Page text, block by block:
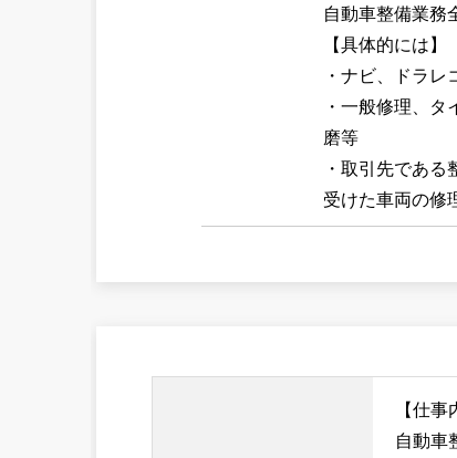
自動車整備業務
【具体的には】
・ナビ、ドラ
・一般修理、
磨等
・取引先であ
受けた車両の修
【仕事
自動車